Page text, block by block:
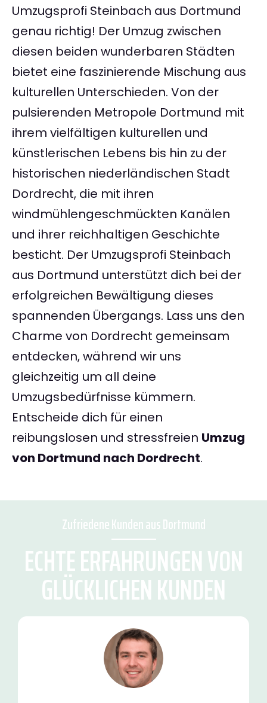
Umzugsprofi Steinbach aus Dortmund
genau richtig! Der Umzug zwischen
diesen beiden wunderbaren Städten
bietet eine faszinierende Mischung aus
kulturellen Unterschieden. Von der
pulsierenden Metropole Dortmund mit
ihrem vielfältigen kulturellen und
künstlerischen Lebens bis hin zu der
historischen niederländischen Stadt
Dordrecht, die mit ihren
windmühlengeschmückten Kanälen
und ihrer reichhaltigen Geschichte
besticht. Der Umzugsprofi Steinbach
aus Dortmund unterstützt dich bei der
erfolgreichen Bewältigung dieses
spannenden Übergangs. Lass uns den
Charme von Dordrecht gemeinsam
entdecken, während wir uns
gleichzeitig um all deine
Umzugsbedürfnisse kümmern.
Entscheide dich für einen
reibungslosen und stressfreien Umzug
von Dortmund nach Dordrecht.
Zufriedene Kunden aus Dortmund
ECHTE ERFAHRUNGEN VON
GLÜCKLICHEN KUNDEN